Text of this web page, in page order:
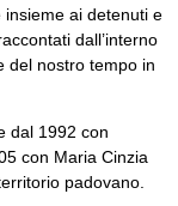
insieme ai detenuti e
dall’interno
del nostro tempo in
dal 1992 con
con Maria Cinzia
padovano.